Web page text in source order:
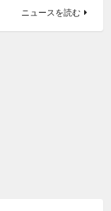
ニュースを読む